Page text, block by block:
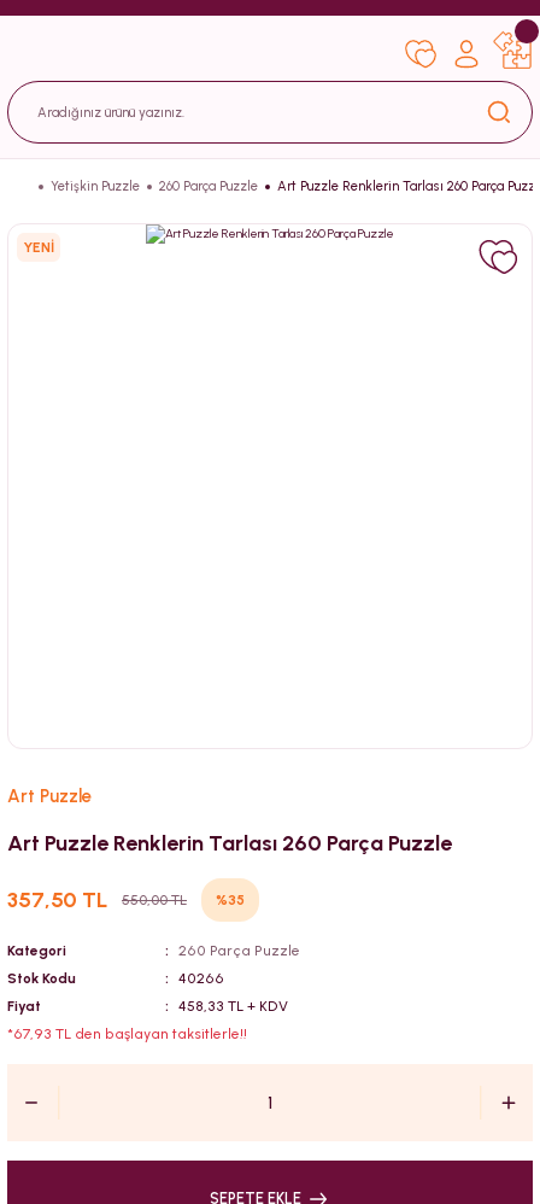
Yetişkin Puzzle 260 Parça Puzzle Art Puzzle Renklerin Tarlası 260 Parça
YENİ
Art Puzzle
Art Puzzle Renklerin Tarlası 260 Parça Puzzle
357,50 TL 550,00 TL %35
Kategori
260 Parça Puzzle
Stok Kodu
40266
Fiyat
458,33 TL + KDV
*67,93 TL den başlayan taksitlerle!!
SEPETE EKLE